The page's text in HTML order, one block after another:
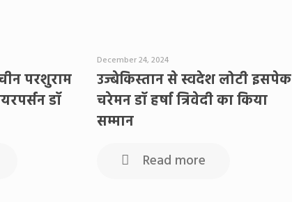
परशुराम
डॉ
December 24, 2024
उज्बेकिस्तान से स्वदेश लोटी इसपेक
चरेमन डॉ हर्षा त्रिवेदी का किया
सम्मान
Read more